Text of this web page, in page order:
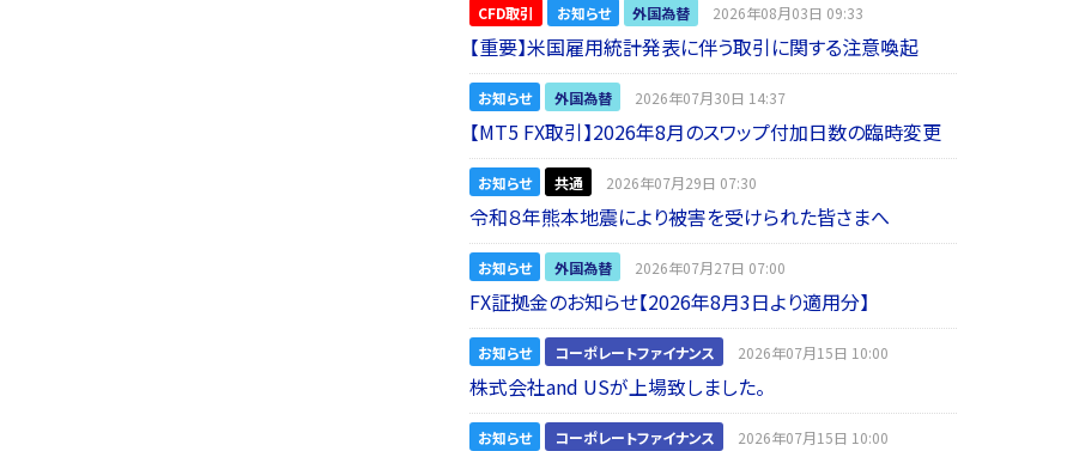
CFD取引 お知らせ 外国為替 2026年08月03日 09:33
【重要】米国雇用統計発表に伴う取引に関する注意喚起
お知らせ 外国為替 2026年07月30日 14:37
【MT5 FX取引】2026年8月のスワップ付加日数の臨時変更
お知らせ 共通 2026年07月29日 07:30
令和８年熊本地震により被害を受けられた皆さまへ
お知らせ 外国為替 2026年07月27日 07:00
FX証拠金のお知らせ【2026年8月3日より適用分】
お知らせ コーポレートファイナンス 2026年07月15日 10:00
株式会社and USが上場致しました。
お知らせ コーポレートファイナンス 2026年07月15日 10:00